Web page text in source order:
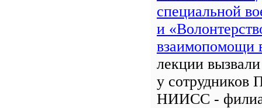
специальной
и
лекции
у сотрудников
НИИСС -